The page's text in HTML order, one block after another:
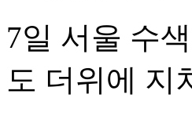
7일 서울 수
도 더위에 지